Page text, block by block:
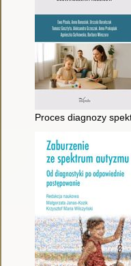
Proces diagnozy